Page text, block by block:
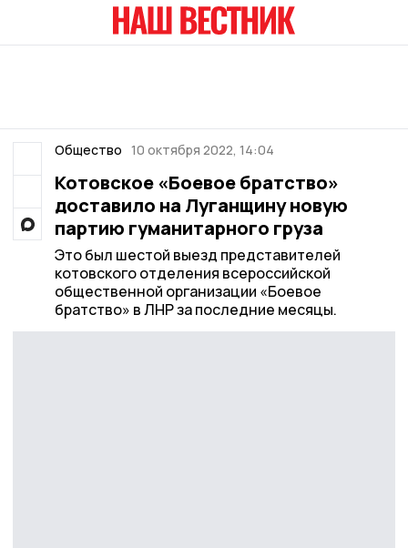
Общество 10 октября 2022, 14:04
Котовское «Боевое братство»
доставило на Луганщину новую
партию гуманитарного груза
Это был шестой выезд представителей
котовского отделения всероссийской
общественной организации «Боевое
братство» в ЛНР за последние месяцы.